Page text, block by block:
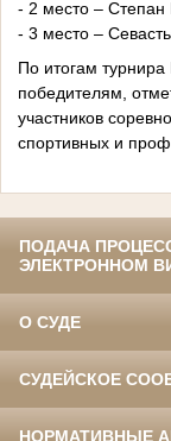
- 2 место – Степан
- 3 место –
По итогам
победителям,
участников
спортивных и
ПОДАЧА
ЭЛЕКТРОННОМ
О СУДЕ
СУДЕЙСКОЕ
НОРМАТИВНЫЕ